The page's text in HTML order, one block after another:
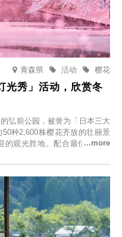
青森県 樱花
活动
光秀」活动，欣赏冬
弘前公园，被誉为「日本三大
种2,600株樱花齐放的壮丽景
的观光胜地。配合最佳观雪时